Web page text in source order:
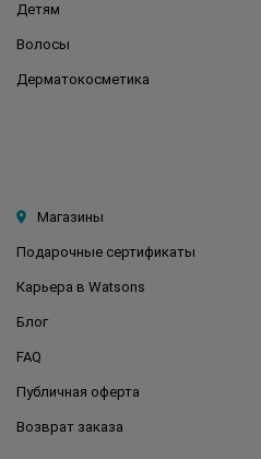
Детям
Волосы
Дерматокосметика
Магазины
Подарочные сертификаты
Карьера в Watsons
Блог
FAQ
Публичная оферта
Возврат заказа